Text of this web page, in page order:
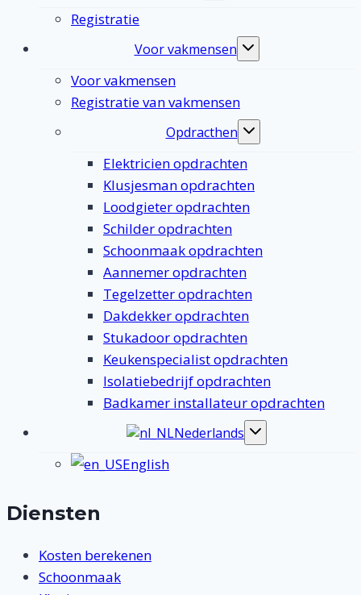
Registratie
Voor vakmensen
Toggle
Voor vakmensen
Registratie van vakmensen
Opdracthen
Toggle
Elektricien opdrachten
Klusjesman opdrachten
Loodgieter opdrachten
Schilder opdrachten
Schoonmaak opdrachten
Aannemer opdrachten
Tegelzetter opdrachten
Dakdekker opdrachten
Stukadoor opdrachten
Keukenspecialist opdrachten
Isolatiebedrijf opdrachten
Badkamer installateur opdrachten
Nederlands
Toggle
English
Diensten
Kosten berekenen
Schoonmaak